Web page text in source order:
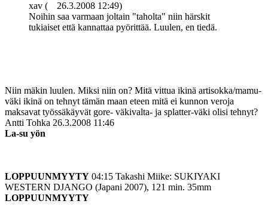
xav (
26.3.2008 12:49)
Noihin saa varmaan joltain "taholta" niin härskit
tukiaiset että kannattaa pyörittää. Luulen, en tiedä.
Niin mäkin luulen. Miksi niin on? Mitä vittua ikinä artisokka/mamu-
väki ikinä on tehnyt tämän maan eteen mitä ei kunnon veroja
maksavat työssäkäyvät gore- väkivalta- ja splatter-väki olisi tehnyt?
Antti Tohka 26.3.2008 11:46
La-su yön
LOPPUUNMYYTY 04:15 Takashi Miike: SUKIYAKI
WESTERN DJANGO (Japani 2007), 121 min. 35mm
LOPPUUNMYYTY